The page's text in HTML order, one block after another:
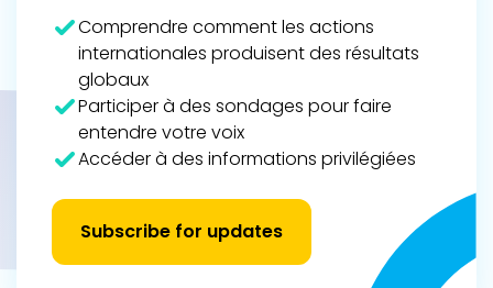
Comprendre comment les actions
internationales produisent des résultats
globaux
Participer à des sondages pour faire
entendre votre voix
Accéder à des informations privilégiées
Subscribe for updates